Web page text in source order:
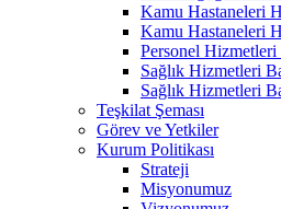
Kamu Hastaneleri
Kamu Hastaneleri
Personel Hizmetleri
Sağlık Hizmetleri
Sağlık Hizmetleri
Teşkilat Şeması
Görev ve Yetkiler
Kurum Politikası
Strateji
Misyonumuz